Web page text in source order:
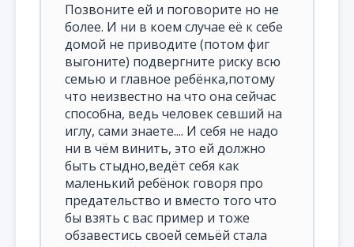
Позвоните ей и поговорите но не
более. И ни в коем случае её к себе
домой не приводите (потом фиг
выгоните) подвергните риску всю
семью и главное ребёнка,потому
что неизвестно на что она сейчас
способна, ведь человек севший на
иглу, сами знаете.... И себя не надо
ни в чём винить, это ей должно
быть стыдно,ведёт себя как
маленький ребёнок говоря про
предательство и вместо того что
бы взять с вас пример и тоже
обзавестись своей семьёй стала